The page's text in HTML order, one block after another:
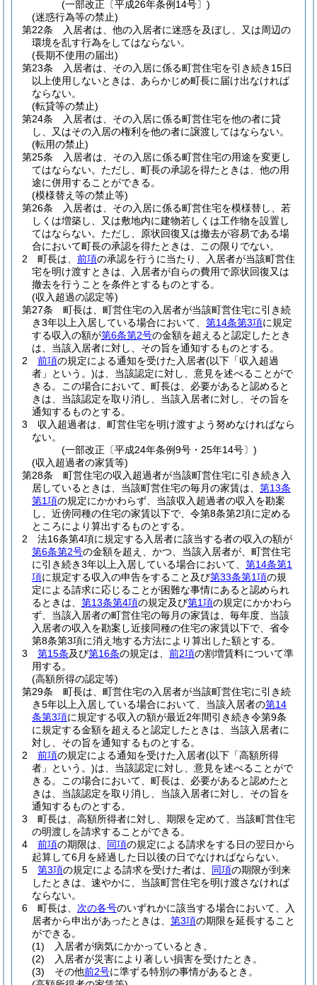
(一部改正〔平成26年条例14号〕)
(迷惑行為等の禁止)
第22条
入居者は、他の入居者に迷惑を及ぼし、又は周辺の
環境を乱す行為をしてはならない。
(長期不使用の届出)
第23条
入居者は、その入居に係る町営住宅を引き続き15日
以上使用しないときは、あらかじめ町長に届け出なければ
ならない。
(転貸等の禁止)
第24条
入居者は、その入居に係る町営住宅を他の者に貸
し、又はその入居の権利を他の者に譲渡してはならない。
(転用の禁止)
第25条
入居者は、その入居に係る町営住宅の用途を変更し
てはならない。 ただし、町長の承認を得たときは、他の用
途に併用することができる。
(模様替え等の禁止等)
第26条
入居者は、その入居に係る町営住宅を模様替し、若
しくは増築し、又は敷地内に建物若しくは工作物を設置し
てはならない。 ただし、原状回復又は撤去が容易である場
合において町長の承認を得たときは、この限りでない。
2
町長は、 前項の承認を行うに当たり、入居者が当該町営住
宅を明け渡すときは、入居者が自らの費用で原状回復又は
撤去を行うことを条件とするものとする。
(収入超過の認定等)
第27条
町長は、町営住宅の入居者が当該町営住宅に引き続
き3年以上入居している場合において、 第14条第3項に規定
する収入の額が第6条第2号の金額を超えると認定したとき
は、当該入居者に対し、その旨を通知するものとする。
2
前項の規定による通知を受けた入居者(以下「収入超過
者」という。)は、当該認定に対し、意見を述べることがで
きる。
この場合において、町長は、必要があると認めると
きは、当該認定を取り消し、当該入居者に対し、その旨を
通知するものとする。
3
収入超過者は、町営住宅を明け渡すよう努めなければなら
ない。
(一部改正〔平成24年条例9号・25年14号〕)
(収入超過者の家賃等)
第28条
町営住宅の収入超過者が当該町営住宅に引き続き入
居しているときは、当該町営住宅の毎月の家賃は、 第13条
第1項の規定にかかわらず、当該収入超過者の収入を勘案
し、近傍同種の住宅の家賃以下で、令第8条第2項に定める
ところにより算出するものとする。
2
法16条第4項に規定する入居者に該当する者の収入の額が
第6条第2号の金額を超え、かつ、当該入居者が、町営住宅
に引き続き3年以上入居している場合において、 第14条第1
項に規定する収入の申告をすること及び第33条第1項の規
定による請求に応じることが困難な事情にあると認められ
るときは、 第13条第4項の規定及び第1項の規定にかかわら
ず、当該入居者の町営住宅の毎月の家賃は、毎年度、当該
入居者の収入を勘案し近接同種の住宅の家賃以下で、省令
第8条第3項に消え地する方法により算出した額とする。
3
第15条及び第16条の規定は、 前2項の割増賃料について準
用する。
(高額所得の認定等)
第29条
町長は、町営住宅の入居者が当該町営住宅に引き続
き5年以上入居している場合において、当該入居者の第14
条第3項に規定する収入の額が最近2年間引き続き令第9条
に規定する金額を超えると認定したときは、当該入居者に
対し、その旨を通知するものとする。
2
前項の規定による通知を受けた入居者(以下「高額所得
者」という。)は、当該認定に対し、意見を述べることがで
きる。
この場合において、町長は、必要があると認めたと
きは、当該認定を取り消し、当該入居者に対し、その旨を
通知するものとする。
3
町長は、高額所得者に対し、期限を定めて、当該町営住宅
の明渡しを請求することができる。
4
前項の期限は、 同項の規定による請求をする日の翌日から
起算して6月を経過した日以後の日でなければならない。
5
第3項の規定による請求を受けた者は、 同項の期限が到来
したときは、速やかに、当該町営住宅を明け渡さなければ
ならない。
6
町長は、 次の各号のいずれかに該当する場合において、入
居者から申出があったときは、 第3項の期限を延長すること
ができる。
(1)
入居者が病気にかかっているとき。
(2)
入居者が災害により著しい損害を受けたとき。
(3)
その他前2号に準ずる特別の事情があるとき。